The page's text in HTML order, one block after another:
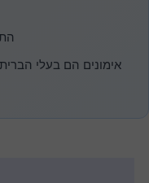
אימונים הם בעלי הברית